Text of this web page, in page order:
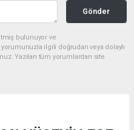
Gönder
bulunuyor ve
ilgili doğrudan veya dolaylı
Yazılan tüm yorumlardan site